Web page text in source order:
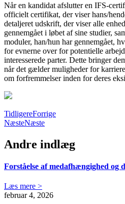
Når en kandidat afslutter en IFS-
officielt certifikat, der viser hans/
detaljeret udskrift, der viser alle
gennemgået i løbet af sine studier,
moduler, han/hun har gennemgået,
for evnerne over for potentielle
interesserede parter. Dette bringer
når det gælder muligheder for
om forfremmelser inden for deres
TidligereForrige
NæsteNæste
Andre indlæg
Forståelse af medafhængighed og
Læs mere >
februar 4, 2026